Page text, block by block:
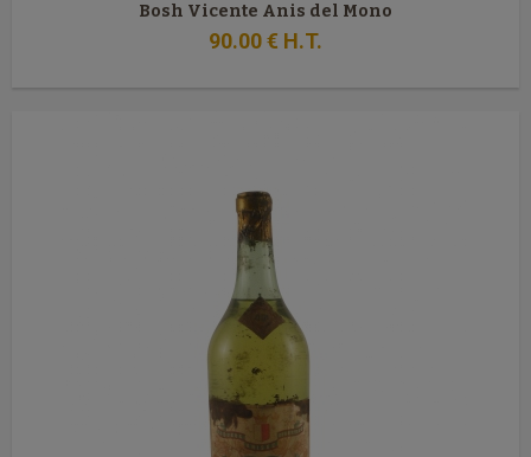
Bosh Vicente Anis del Mono
90.00€ H.T.